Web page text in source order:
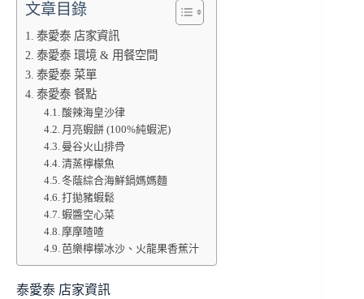
文章目錄
泰愛泰 店家資訊
泰愛泰 環境 & 用餐空間
泰愛泰 菜單
泰愛泰 餐點
酸辣海皇沙律
月亮蝦餅 (100%純蝦泥)
曼谷火山排骨
清蒸檸檬魚
冬蔭綜合海鮮鍋媽媽麵
打拋豬蝦鬆
蝦醬空心菜
摩摩喳喳
芭樂檸檬冰沙、火龍果香蕉汁
泰愛泰 店家資訊